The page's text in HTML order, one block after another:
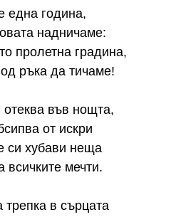
една година,
надничаме:
пролетна градина,
ръка да тичаме!
отеква във нощта,
от искри
си хубави неща
всичките мечти.
в сърцата